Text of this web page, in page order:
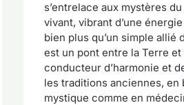
s’entrelace aux mystères
vivant, vibrant d’une
bien plus qu’un simple allié
est un pont entre la Terre et
conducteur d’harmonie et
les traditions anciennes, en
mystique comme en